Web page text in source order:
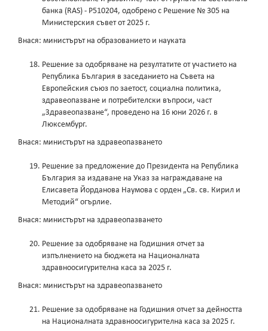
банка (RAS) - Р510204, одобрено с Решение № 305 на
Министерския съвет от 2025 г.
Внася: министърът на образованието и науката
Решение за одобряване на резултатите от участието на
Република България в заседанието на Съвета на
Европейския съюз по заетост, социална политика,
здравеопазване и потребителски въпроси, част
„Здравеопазване“, проведено на 16 юни 2026 г. в
Люксембург.
Внася: министърът на здравеопазването
Решение за предложение до Президента на Република
България за издаване на Указ за награждаване на
Елисавета Йорданова Наумова с орден „Св. св. Кирил и
Методий“ огърлие.
Внася: министърът на здравеопазването
Решение за одобряване на Годишния отчет за
изпълнението на бюджета на Националната
здравноосигурителна каса за 2025 г.
Внася: министърът на здравеопазването
Решение за одобряване на Годишния отчет за дейността
на Националната здравноосигурителна каса за 2025 г.